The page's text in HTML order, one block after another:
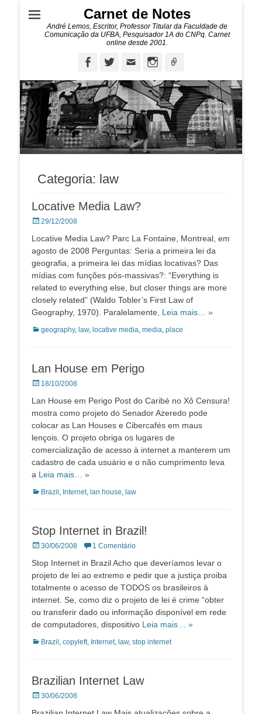
Carnet de Notes
André Lemos, Escritor, Professor Titular da Faculdade de
Comunicação da UFBA, Pesquisador 1A do CNPq. Carnet
online desde 2001.
FacebookTwitterEmail Instagram
Categoria: law
Locative Media Law?
Posted
29/12/2008
Locative Media Law? Parc La Fontaine, Montreal, em
agosto de 2008 Perguntas: Seria a primeira lei da
geografia, a primeira lei das mídias locativas? Das
mídias com funções pós-massivas?: “Everything is
related to everything else, but closer things are more
closely related” (Waldo Tobler’s First Law of
Geography, 1970). Paralelamente, Leia mais… »
Categorias:
geography, law, locative media, media, place
Lan House em Perigo
Posted
18/10/2008
Lan House em Perigo Post do Caribé no Xô Censura!
mostra como projeto do Senador Azeredo pode
colocar as Lan Houses e Cibercafés em maus
lençois. O projeto obriga os lugares de
comercialização de acesso à internet a manterem um
cadastro de cada usuário e o não cumprimento leva
a Leia mais… »
Categorias:
Brazil , Internet, lan house, law
Stop Internet in Brazil!
Posted
30/06/2008 1 Comentário
Stop Internet in Brazil Acho que deveríamos levar o
projeto de lei ao extremo e pedir que a justiça proiba
totalmente o acesso de TODOS os brasileiros à
internet. Se, como diz o projeto de lei é crime “obter
ou transferir dado ou informação disponível em rede
de computadores, dispositivo Leia mais… »
Categorias:
Brazil , copyleft, Internet, law, stop internet
Brazilian Internet Law
Posted
30/06/2008